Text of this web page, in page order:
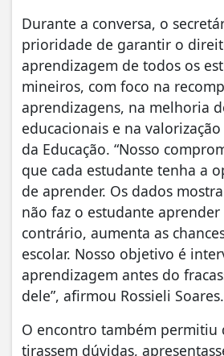
Durante a conversa, o
prioridade de garantir o
aprendizagem de todos os
mineiros, com foco na
aprendizagens, na melhoria
educacionais e na
da Educação. “Nosso
que cada estudante tenha a
de aprender. Os dados
não faz o estudante
contrário, aumenta as
escolar. Nosso objetivo é
aprendizagem antes do
dele”, afirmou Rossieli Soares.
O encontro também permitiu
tirassem dúvidas,